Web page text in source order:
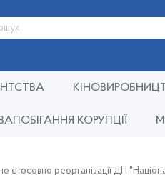
КОРУПЦІЇ
стосовно реорганізації ДП